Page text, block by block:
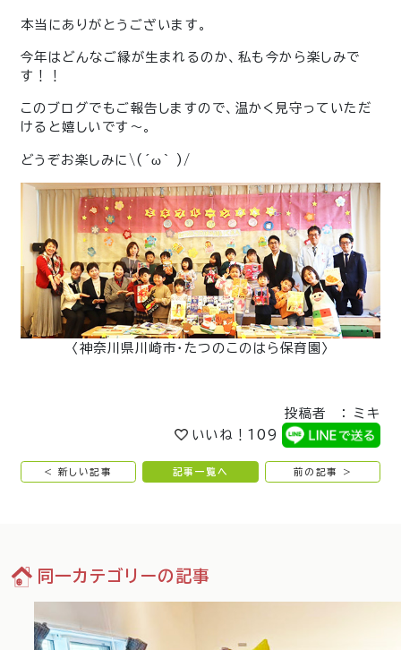
本当にありがとうございます。
今年はどんなご縁が生まれるのか、私も今から楽しみで
す！！
このブログでもご報告しますので、温かく見守っていただ
けると嬉しいです〜。
どうぞお楽しみに\(´ω` )/
〈神奈川県川崎市・たつのこのはら保育園〉
投稿者 ： ミキ
いいね！ 109
< 新しい記事 記事一覧へ 前の記事 >
同一カテゴリーの記事